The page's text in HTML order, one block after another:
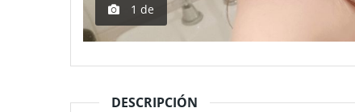
1 de
DESCRIPCIÓN